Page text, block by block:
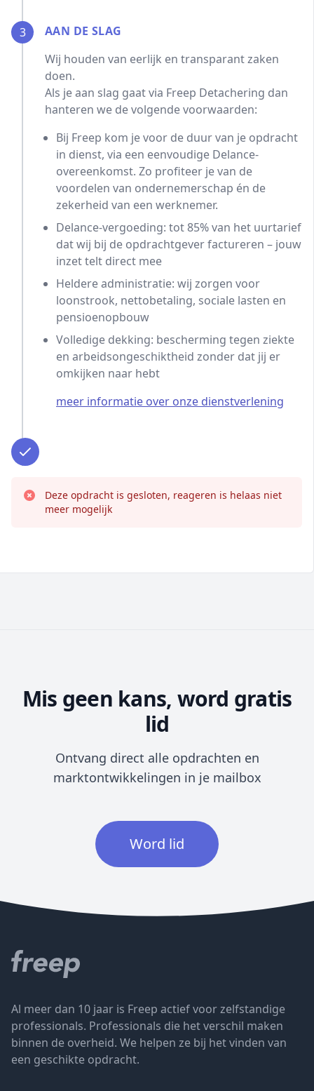
3
AAN DE SLAG
Wij houden van eerlijk en transparant zaken
doen.
Als je aan slag gaat via Freep Detachering dan
hanteren we de volgende voorwaarden:
Bij Freep kom je voor de duur van je opdracht
in dienst, via een eenvoudige Delance-
overeenkomst. Zo profiteer je van de
voordelen van ondernemerschap én de
zekerheid van een werknemer.
Delance-vergoeding: tot 85% van het uurtarief
dat wij bij de opdrachtgever factureren – jouw
inzet telt direct mee
Heldere administratie: wij zorgen voor
loonstrook, nettobetaling, sociale lasten en
pensioenopbouw
Volledige dekking: bescherming tegen ziekte
en arbeidsongeschiktheid zonder dat jij er
omkijken naar hebt
meer informatie over onze dienstverlening
Deze opdracht is gesloten, reageren is helaas niet
meer mogelijk
Mis geen kans, word gratis
lid
Ontvang direct alle opdrachten en
marktontwikkelingen in je mailbox
Word lid
Al meer dan 10 jaar is Freep actief voor zelfstandige
professionals. Professionals die het verschil maken
binnen de overheid. We helpen ze bij het vinden van
een geschikte opdracht.